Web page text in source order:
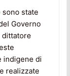
sono state
Governo
dittatore
indigene di
realizzate